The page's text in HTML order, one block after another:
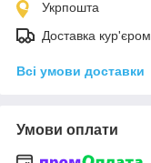
Укрпошта
Доставка кур'єром
Всі умови доставки
Умови оплати